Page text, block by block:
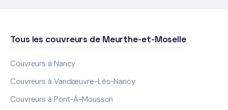
Tous les couvreurs de Meurthe-et-Moselle
Couvreurs à Nancy
Couvreurs à Vandœuvre-Lès-Nancy
Couvreurs à Pont-À-Mousson